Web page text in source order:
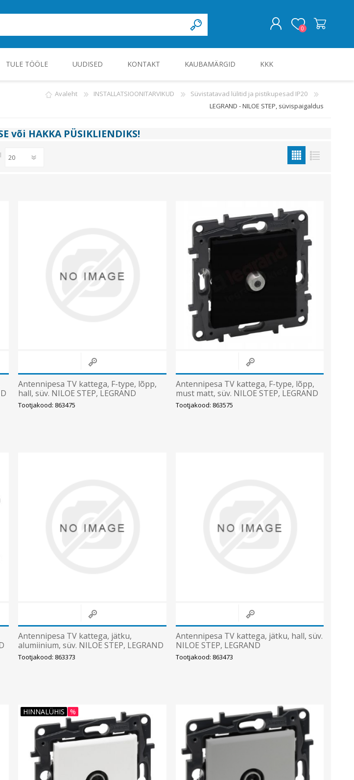
0
TÖÖSTUSELEKTROONIKA
Metallkilbid, süvispaigaldus
Metallkilbid, pindpaigaldus
Kilbid, aluspaigaldus
Plastkilbid, süvispaigaldus
IP44
IP55, IP65, IP67
TULE TÖÖLE UUDISED KONTAKT KAUBAMÄRGID KKK
Avaleht INSTALLATSIOONITARVIKUD
Süvistatavad lülitid ja pistikupesad IP20
LEGRAND - NILOE STEP, süvispaigaldus
või HAKKA PÜSIKLIENDIKS!
Antennipesa TV kattega, F-type, lõpp,
hall, süv. NILOE STEP, LEGRAND
Tootjakood: 863475
Antennipesa TV kattega, F-type, lõpp,
must matt, süv. NILOE STEP, LEGRAND
Tootjakood: 863575
Antennipesa TV kattega, jätku,
alumiinium, süv. NILOE STEP, LEGRAND
Tootjakood: 863373
Antennipesa TV kattega, jätku, hall, süv.
NILOE STEP, LEGRAND
Tootjakood: 863473
HINNALÜHIS %